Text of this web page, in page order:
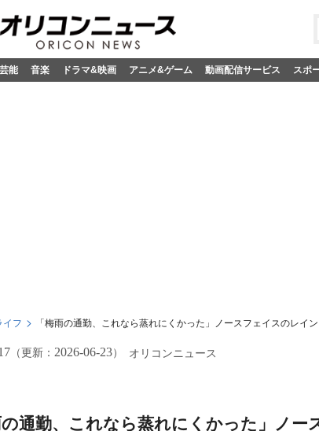
芸能 音楽 ドラマ&映画 アニメ&ゲーム 動画配信サービス スポ
イフ 「梅雨の通勤、これなら蒸れにくかった」ノースフェイスのレ
（更新： 2026-06-23） オリコンニュース
の通勤、これなら蒸れにくかった」ノー